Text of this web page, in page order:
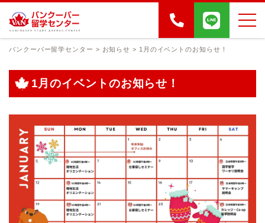
バンクーバー留学センター > お知らせ > 1月のイベントのお知らせ！
1月のイベントのお知らせ！